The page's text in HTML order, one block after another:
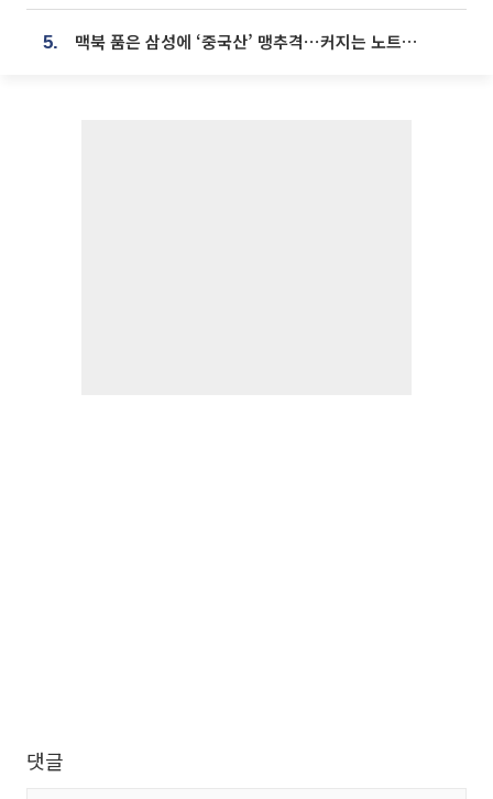
5. 맥북 품은 삼성에 ‘중국산’ 맹추격⋯커지는 노트북 OLED 시장
댓글